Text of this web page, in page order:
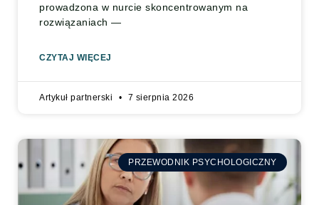
prowadzona w nurcie skoncentrowanym na
rozwiązaniach —
CZYTAJ WIĘCEJ
Artykuł partnerski 7 sierpnia 2026
PRZEWODNIK PSYCHOLOGICZNY